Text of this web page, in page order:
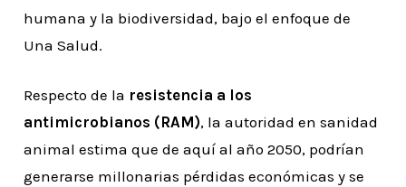
humana y la biodiversidad, bajo el enfoque de
Una Salud.
Respecto de la resistencia a los
antimicrobianos (RAM), la autoridad en sanidad
animal estima que de aquí al año 2050, podrían
generarse millonarias pérdidas económicas y se